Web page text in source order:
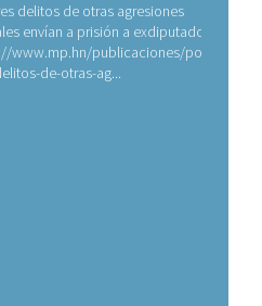
delitos de otras agresiones
envían a prisión a exdiputado
www.mp.hn/publicaciones/por-
de-otras-ag...